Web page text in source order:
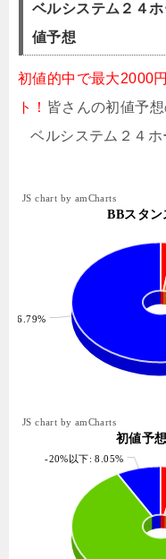
ベルシステム２４
値予想
初値的中で最大2000
ト！ 皆さんの初値予
ベルシステム２４
: 56.79%
BBスタ
JS chart by amCharts
-20%以下: 8.05%
初値予
JS chart by amCharts